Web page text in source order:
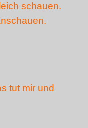
schauen.
tut mir und